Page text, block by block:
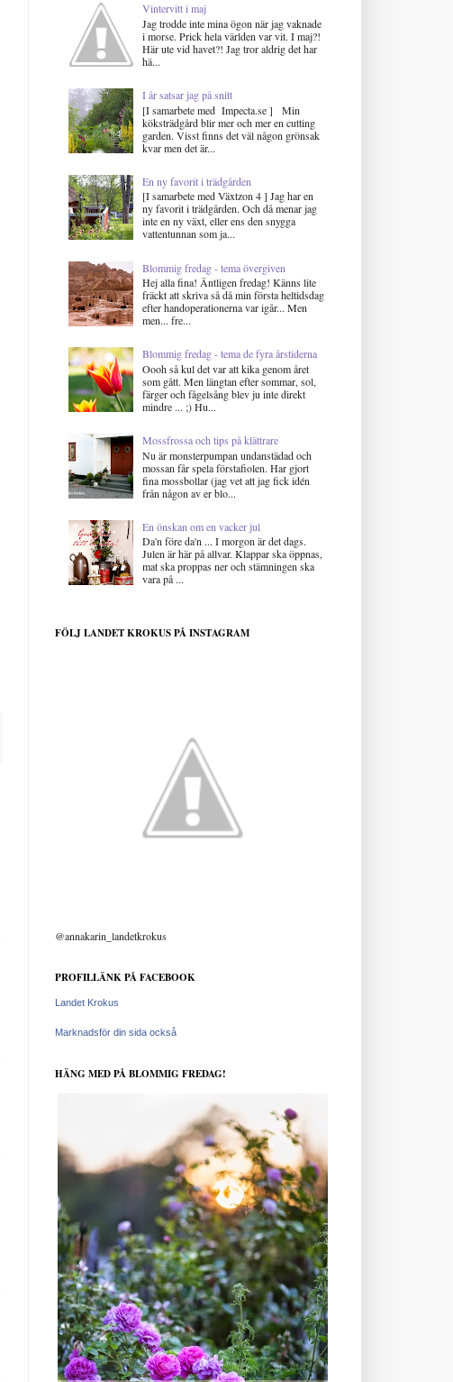
Vintervitt i maj
Jag trodde inte mina ögon när jag vaknade
i morse. Prick hela världen var vit. I maj?!
Här ute vid havet?! Jag tror aldrig det har
hä...
I år satsar jag på snitt
[I samarbete med Impecta.se ] Min
köksträdgård blir mer och mer en cutting
garden. Visst finns det väl någon grönsak
kvar men det är...
En ny favorit i trädgården
[I samarbete med Växtzon 4 ] Jag har en
ny favorit i trädgården. Och då menar jag
inte en ny växt, eller ens den snygga
vattentunnan som ja...
Blommig fredag - tema övergiven
Hej alla fina! Äntligen fredag! Känns lite
fräckt att skriva så då min första heltidsdag
efter handoperationerna var igår... Men
men... fre...
Blommig fredag - tema de fyra årstiderna
Oooh så kul det var att kika genom året
som gått. Men längtan efter sommar, sol,
färger och fågelsång blev ju inte direkt
mindre ... ;) Hu...
Mossfrossa och tips på klättrare
Nu är monsterpumpan undanstädad och
mossan får spela förstafiolen. Har gjort
fina mossbollar (jag vet att jag fick idén
från någon av er blo...
En önskan om en vacker jul
Da'n före da'n ... I morgon är det dags.
Julen är här på allvar. Klappar ska öppnas,
mat ska proppas ner och stämningen ska
vara på ...
FÖLJ LANDET KROKUS PÅ INSTAGRAM
@annakarin_landetkrokus
PROFILLÄNK PÅ FACEBOOK
Landet Krokus
Marknadsför din sida också
HÄNG MED PÅ BLOMMIG FREDAG!